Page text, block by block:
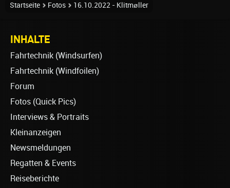
Startseite Fotos 16.10.2022 - Klitmøller
INHALTE
Fahrtechnik (Windsurfen)
Fahrtechnik (Windfoilen)
Forum
Fotos (Quick Pics)
Interviews & Portraits
Kleinanzeigen
Newsmeldungen
Regatten & Events
Reiseberichte